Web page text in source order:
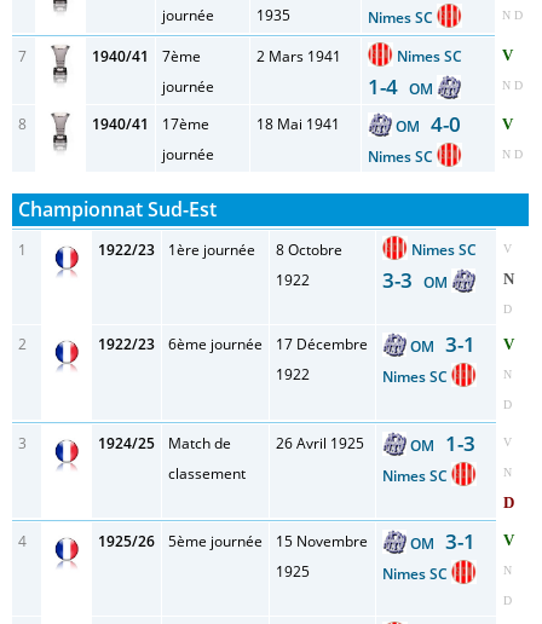
journée
1935
Nimes SC N D
7 1940/41
7ème
journée
2 Mars 1941 Nimes SC
1-4 OM
V
N D
8 1940/41
17ème
journée
18 Mai 1941 OM 4-0
Nimes SC
V
N D
Championnat Sud-Est
1 1922/23 1ère journée
8 Octobre
1922
Nimes SC
3-3 OM
V
N
D
2 1922/23 6ème journée
17 Décembre
1922
OM 3-1
Nimes SC
V
N
D
3 1924/25
Match de
classement
26 Avril 1925 OM 1-3
Nimes SC
V
N
D
4 1925/26 5ème journée
15 Novembre
1925
OM 3-1
Nimes SC
V
N
D